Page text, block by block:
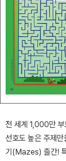
전 세계 1,000만 부
선호도 높은 주제만을
기(Mazes) 출간! 특별보급판 《인기 주제별